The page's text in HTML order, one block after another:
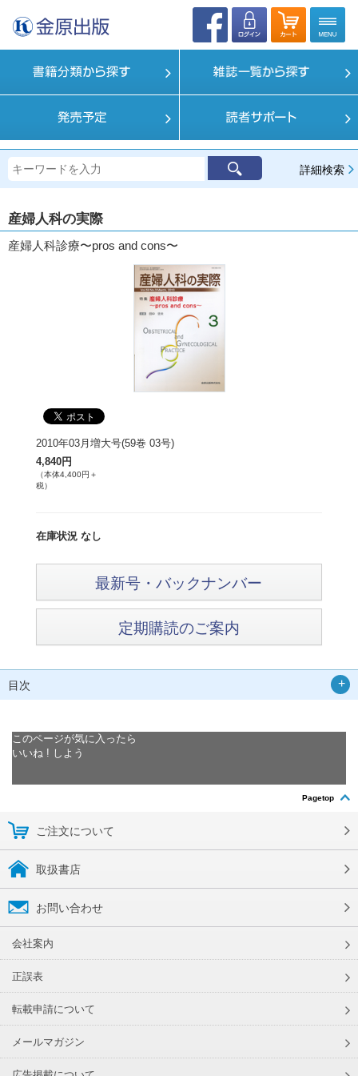
詳細検索
産婦人科の実際
産婦人科診療〜pros and cons〜
2010年03月増大号(59巻 03号)
4,840円
（本体4,400円＋
税）
在庫状況 なし
最新号・バックナンバー
定期購読のご案内
目次
このページが気に入ったら
いいね ! しよう
Pagetop
ご注文について
取扱書店
お問い合わせ
会社案内
正誤表
転載申請について
メールマガジン